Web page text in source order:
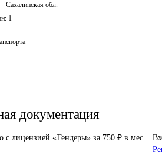
Сахалинская обл.
1
документация
с лицензией «Тендеры» за 750 ₽ в мес